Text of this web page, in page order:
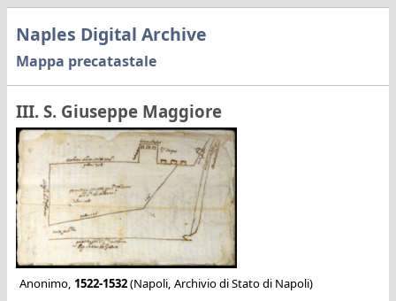
Naples Digital Archive
Mappa precatastale
III. S. Giuseppe Maggiore
Anonimo, 1522-1532(Napoli, Archivio di Stato di Napoli)